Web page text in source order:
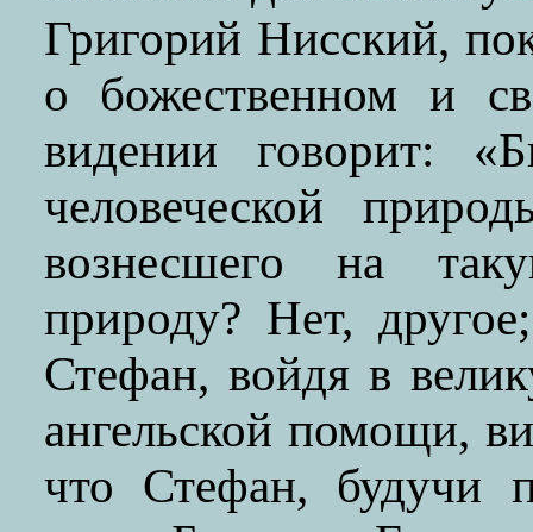
Григорий Нисский,
о божественном и
видении говорит:
человеческой
вознесшего на
природу? Нет,
Стефан, войдя в
ангельской помощи,
что Стефан, будучи